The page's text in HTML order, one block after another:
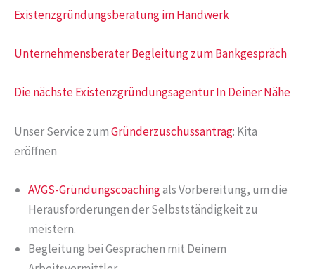
Existenzgründungsberatung im Handwerk
Unternehmensberater Begleitung zum Bankgespräch
Die nächste Existenzgründungsagentur In Deiner Nähe
Unser Service zumGründerzuschussantrag: Kita
eröffnen
AVGS-Gründungscoachingals Vorbereitung, um die
Herausforderungen der Selbstständigkeit zu
meistern.
Begleitung bei Gesprächen mit Deinem